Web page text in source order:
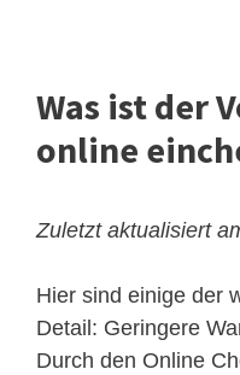
Was ist der
online
Zuletzt aktualisiert
Hier sind einige der
Detail: Geringere
Durch den Online